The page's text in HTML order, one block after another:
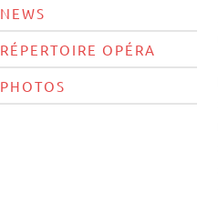
NEWS
RÉPERTOIRE OPÉRA
PHOTOS